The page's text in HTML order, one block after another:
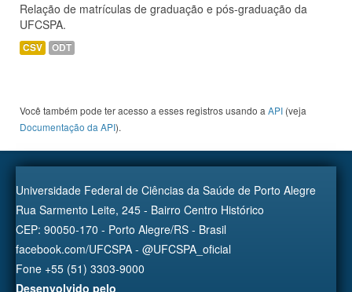
Relação de matrículas de graduação e pós-graduação da
UFCSPA.
CSV ODT
Você também pode ter acesso a esses registros usando a API (veja
Documentação da API).
Universidade Federal de Ciências da Saúde de Porto Alegre
Rua Sarmento Leite, 245 - Bairro Centro Histórico
CEP: 90050-170 - Porto Alegre/RS - Brasil
facebook.com/UFCSPA - @UFCSPA_oficial
Fone +55 (51) 3303-9000
Desenvolvido pelo